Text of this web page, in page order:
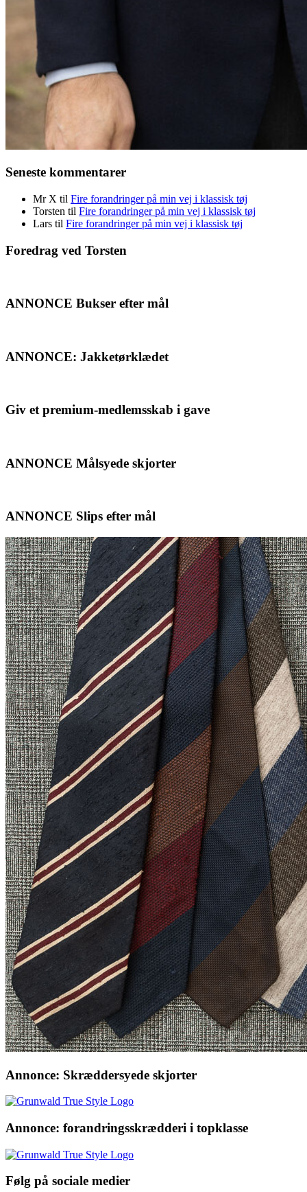
Seneste kommentarer
Mr X til Fire forandringer på min vej i klassisk tøj
Torsten til Fire forandringer på min vej i klassisk tøj
Lars til Fire forandringer på min vej i klassisk tøj
Foredrag ved Torsten
ANNONCE Bukser efter mål
ANNONCE: Jakketørklædet
Giv et premium-medlemsskab i gave
ANNONCE Målsyede skjorter
ANNONCE Slips efter mål
Annonce: Skræddersyede skjorter
Annonce: forandringsskrædderi i topklasse
Følg på sociale medier